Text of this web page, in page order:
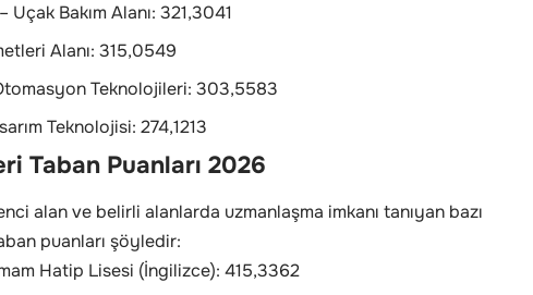
Bakım Alanı: 321,3041
Alanı: 315,0549
Teknolojileri: 303,5583
Teknolojisi: 274,1213
Taban Puanları 2026
alan ve belirli alanlarda uzmanlaşma imkanı tanıyan bazı
puanları şöyledir:
Hatip Lisesi (İngilizce): 415,3362